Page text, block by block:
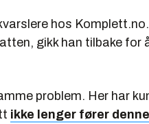
hos
gikk han tilbake for
problem. Her har
ikke lenger fører